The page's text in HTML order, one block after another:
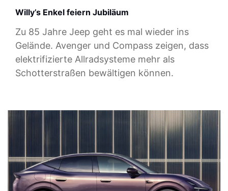
Willy’s Enkel feiern Jubiläum
Zu 85 Jahre Jeep geht es mal wieder ins
Gelände. Avenger und Compass zeigen, dass
elektrifizierte Allradsysteme mehr als
Schotterstraßen bewältigen können.